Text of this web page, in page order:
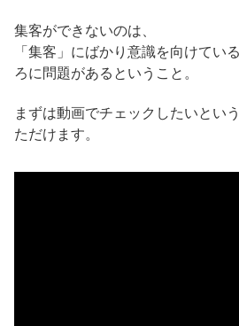
集客ができないのは、
「集客」にばかり意識を向けてい
ろに問題があるということ。
まずは動画でチェックしたいとい
ただけます。